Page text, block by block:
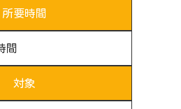
所要時間
間
対象